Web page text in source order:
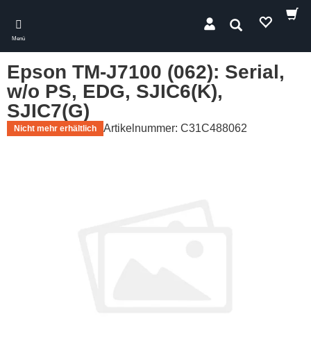
main
content
Menü
Suchen
Epson TM-J7100 (062): Serial,
w/o PS, EDG, SJIC6(K),
SJIC7(G)
Nicht mehr erhältlich Artikelnummer: C31C488062